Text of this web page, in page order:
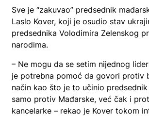
Sve je “zakuvao” predsednik
Laslo Kover, koji je osudio stav
predsednika Volodimira Zelenskog
narodima.
– Ne mogu da se setim nijednog
je potrebna pomoć da govori protiv
način kao što je to učinio predsednik
samo protiv Mađarske, već čak i
kancelarke – rekao je Kover tokom